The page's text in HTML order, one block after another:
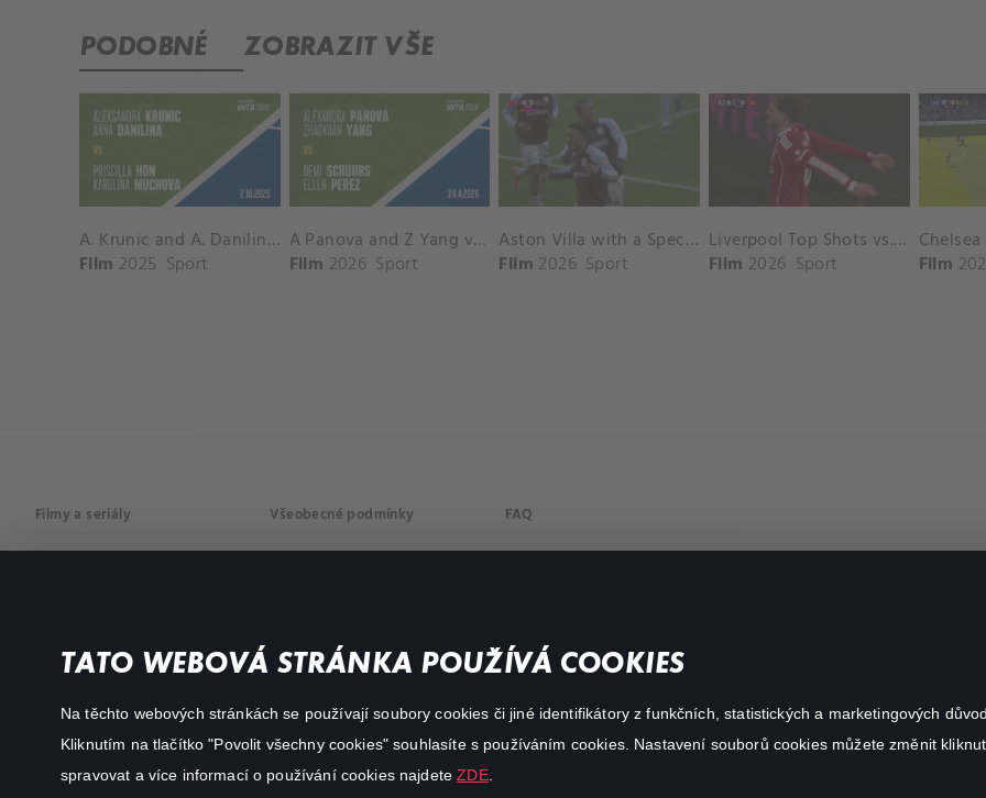
TATO WEBOVÁ STRÁNKA POUŽÍVÁ COOKIES
Na těchto webových stránkách se používají soubory cookies či jiné identifikátory z funkčních, statistických a marketingových
Kliknutím na tlačítko "Povolit všechny cookies" souhlasíte s používáním cookies. Nastavení souborů cookies můžete změnit
spravovat a více informací o používání cookies najdeteZDE.
PODOBNÉ ZOBRAZIT VŠE
A. Krunic and A. Danilina vs. P. Hon and K. Muchova Match Highlights - BEIJING_Capital Group Diamond ( October 02, 2025)
Film 2025 Sport
A Panova and Z Yang vs D Schuurs and E Perez Match Highlights - MADRID_Court 8 ( April 24, 2026)
Film 2026 Sport
Aston Villa with a Spectacular Goal vs. Nottingham Forest
Film 2026 Sport
Liverpool Top Shots vs. Fulham
Film 2026 Sport
Film
Filmy a seriály
Akční
Všeobecné podmínky FAQ